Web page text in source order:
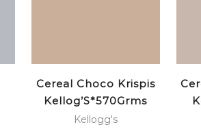
Cereal Choco Krispis
Kellog’S*570Grms
Kellogg's